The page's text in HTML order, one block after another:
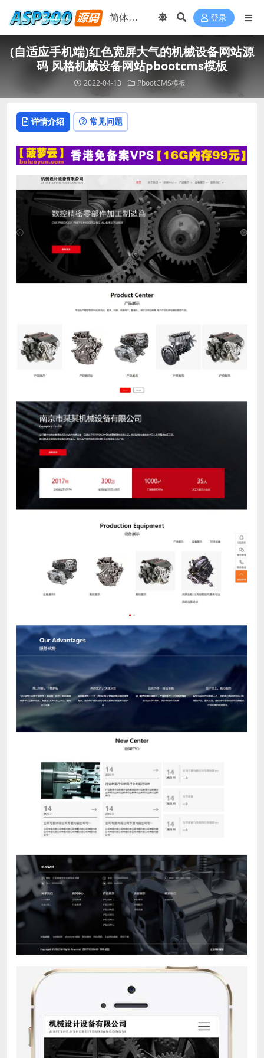
登录
(自适应手机端)红色宽屏大气的机械设备网站源
码 风格机械设备网站pbootcms模板
2022-04-13 PbootCMS模板
详情介绍 常见问题